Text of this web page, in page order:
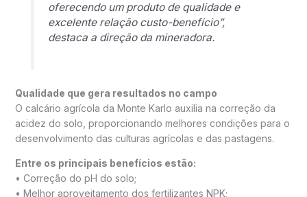
oferecendo um produto de qualidade e
excelente relação custo-benefício”,
destaca a direção da mineradora.
Qualidade que gera resultados no campo
O calcário agrícola da Monte Karlo auxilia na correção da
acidez do solo, proporcionando melhores condições para o
desenvolvimento das culturas agrícolas e das pastagens.
Entre os principais benefícios estão:
• Correção do pH do solo;
• Melhor aproveitamento dos fertilizantes NPK;